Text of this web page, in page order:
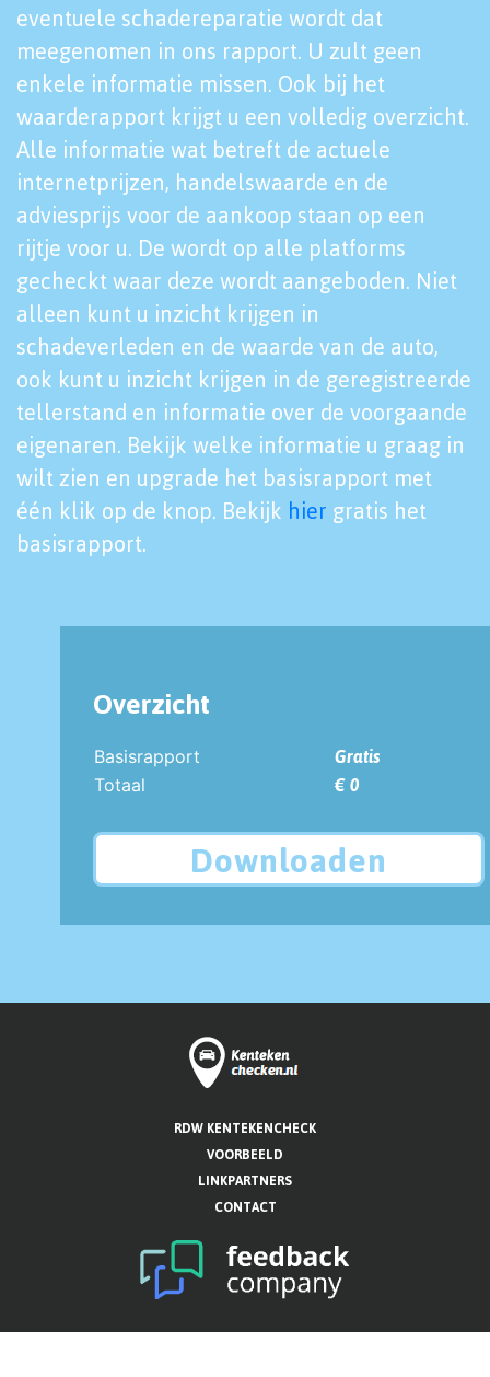
eventuele schadereparatie wordt dat
meegenomen in ons rapport. U zult geen
enkele informatie missen. Ook bij het
waarderapport krijgt u een volledig overzicht.
Alle informatie wat betreft de actuele
internetprijzen, handelswaarde en de
adviesprijs voor de aankoop staan op een
rijtje voor u. De wordt op alle platforms
gecheckt waar deze wordt aangeboden. Niet
alleen kunt u inzicht krijgen in
schadeverleden en de waarde van de auto,
ook kunt u inzicht krijgen in de geregistreerde
tellerstand en informatie over de voorgaande
eigenaren. Bekijk welke informatie u graag in
wilt zien en upgrade het basisrapport met
één klik op de knop. Bekijk hier gratis het
basisrapport.
Overzicht
Basisrapport
Gratis
Totaal
€ 0
Downloaden
RDW KENTEKENCHECK
VOORBEELD
LINKPARTNERS
CONTACT